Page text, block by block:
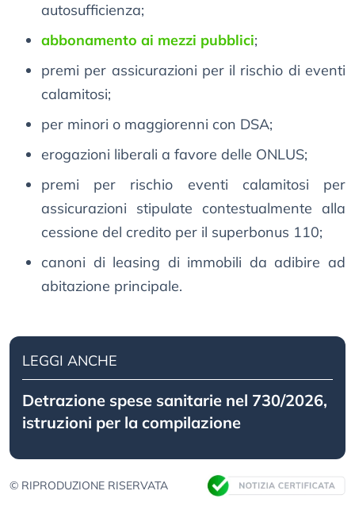
autosufficienza;
abbonamento ai mezzi pubblici;
premi per assicurazioni per il rischio di eventi
calamitosi;
per minori o maggiorenni con DSA;
erogazioni liberali a favore delle ONLUS;
premi per rischio eventi calamitosi per
assicurazioni stipulate contestualmente alla
cessione del credito per il superbonus 110;
canoni di leasing di immobili da adibire ad
abitazione principale.
LEGGI ANCHE
Detrazione spese sanitarie nel 730/2026,
istruzioni per la compilazione
© RIPRODUZIONE RISERVATA